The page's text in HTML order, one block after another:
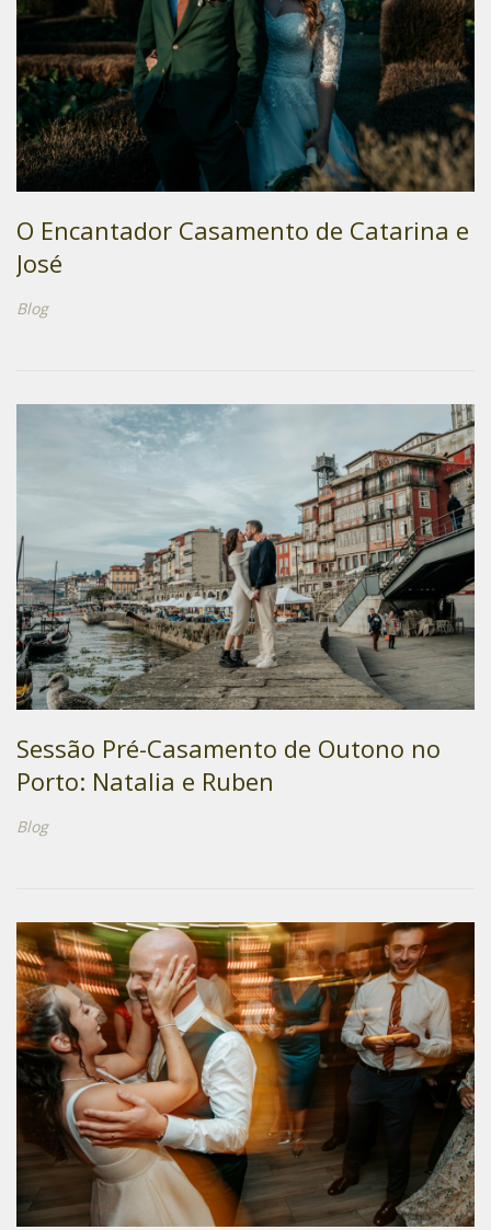
O Encantador Casamento de Catarina e
José
Blog
Sessão Pré-Casamento de Outono no
Porto: Natalia e Ruben
Blog